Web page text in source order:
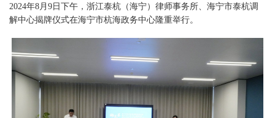
2024年8月9日下午，浙江泰杭（海宁）律师事务所、海宁市泰杭调
解中心揭牌仪式在海宁市杭海政务中心隆重举行。